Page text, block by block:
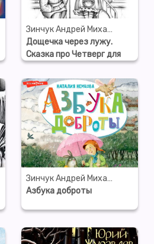
Зинчук Андрей Михайлович
Дощечка через лужу.
Сказка про Четверг для
детей и взрослых
Зинчук Андрей Михайлович
Азбука доброты